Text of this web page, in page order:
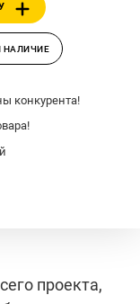
НАЛИЧИЕ
конкурента!
проекта,